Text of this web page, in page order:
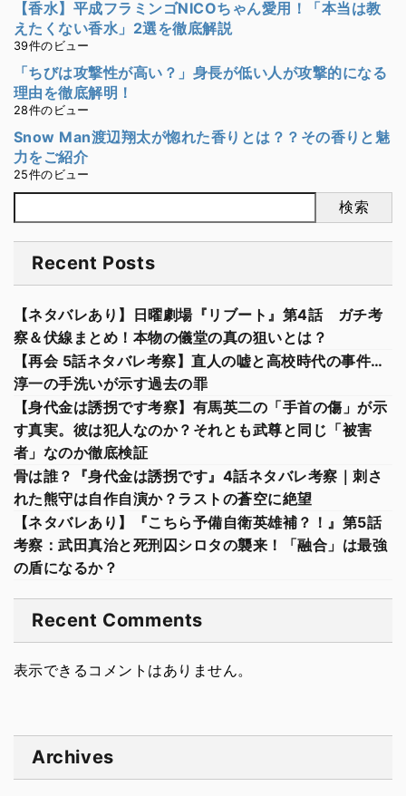
【香水】平成フラミンゴNICOちゃん愛用！「本当は教
えたくない香水」2選を徹底解説
39件のビュー
「ちびは攻撃性が高い？」身長が低い人が攻撃的になる
理由を徹底解明！
28件のビュー
Snow Man渡辺翔太が惚れた香りとは？？その香りと魅
力をご紹介
25件のビュー
検索
Recent Posts
【ネタバレあり】日曜劇場『リブート』第4話 ガチ考
察＆伏線まとめ！本物の儀堂の真の狙いとは？
【再会 5話ネタバレ考察】直人の嘘と高校時代の事件…
淳一の手洗いが示す過去の罪
【身代金は誘拐です考察】有馬英二の「手首の傷」が示
す真実。彼は犯人なのか？それとも武尊と同じ「被害
者」なのか徹底検証
骨は誰？『身代金は誘拐です』4話ネタバレ考察｜刺さ
れた熊守は自作自演か？ラストの蒼空に絶望
【ネタバレあり】『こちら予備自衛英雄補？！』第5話
考察：武田真治と死刑囚シロタの襲来！「融合」は最強
の盾になるか？
Recent Comments
表示できるコメントはありません。
Archives